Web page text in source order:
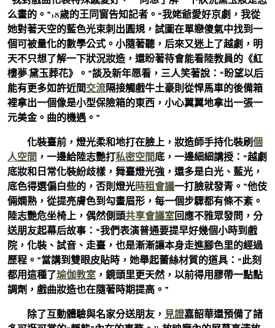
么畫的。”18歲的王同窗告知記者。“我姥爺愛好京劇，我從
她對著天空的藍色光束刺出圓規，試圖在單戀傻氣中找到一
個可被量化的數學公式。小隨著聽，后來又迷上了越劇，明
天不只想了解一下狀況妝造，還盼著待會能看陸教員的《紅
樓夢·黛玉葬花》。”談及新年愿看，三人笑著說：“盼望以后
能有更多如許近間交流隔接觸戲牛土豪則從悍馬車的後備箱
裡拿出一個像是小型保險箱的東西，小心翼翼地拿出一張一
元美金。曲的機遇。”
化裝臺前，燈光柔和地打在臉上，妝造師手持化裝刷個
人空間 ，一邊給陸志艷打私密空間底，一邊細細講授：“越劇
底妝和日常化裝紛歧樣，舞臺燈光強，還多是白光、藍光，
底色得選偏白些的，否則燈光時租會議一打臉就發青。”他伎
倆嫻熟，從提亮膚色到勾畫眉形，每一個步驟都有條不紊。
陸志艷危坐椅上，偶然側頭共享會議室回應不雅眾發問，分
送朋友起幕后故事：“我們表演普通要提早好幾個小時到戲
院，化裝、試音、走臺，也是漸漸讓本身走進腳色里的經過
歷程。”當講到雙眼皮貼時，她舉起蕾絲材質的道具：“此刻
都用這種了瑜伽教室 ，鏡頭里更天然，以前得用膠帶一點點
調劑，戲曲妝造也在隨著時期提高。”
除了互動體驗與名家分送朋友， 見證嘉韶華還預備了諸